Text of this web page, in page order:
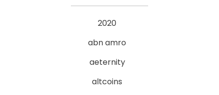
2020
abn amro
aeternity
altcoins